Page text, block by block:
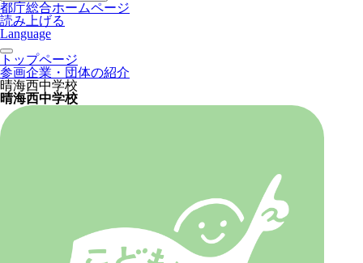
都庁総合ホームページ
読み上げる
Language
トップページ
参画企業・団体の紹介
晴海西中学校
晴海西中学校